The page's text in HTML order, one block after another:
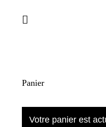

Panier
Votre panier est